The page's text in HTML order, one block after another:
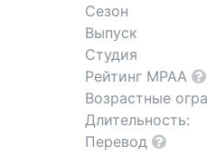
Сезон
Выпуск
Студия
Рейтинг MPAA
Возрастные
Длительность:
Перевод